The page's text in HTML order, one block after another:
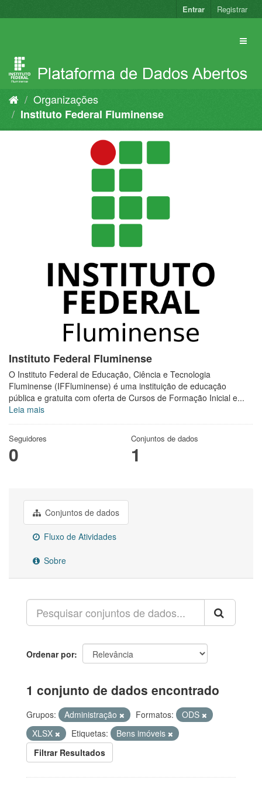
para
Entrar Registrar
Organizações
Instituto Federal Fluminense
Instituto Federal Fluminense
O Instituto Federal de Educação, Ciência e Tecnologia
Fluminense (IFFluminense) é uma instituição de educação
pública e gratuita com oferta de Cursos de Formação Inicial e...
Leia mais
Seguidores
0
Conjuntos de dados
1
Conjuntos de dados
Fluxo de Atividades
Sobre
Ordenar por
1 conjunto de dados encontrado
Grupos: Administração Formatos:
ODS
XLSX
Etiquetas:
Bens imóveis
Filtrar Resultados